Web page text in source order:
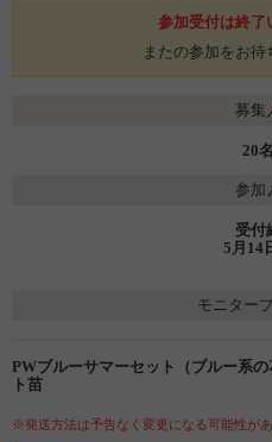
参加受付は終了
またの参加をお待
募集
20
参加
受付
5月14
モニター
PWブルーサマーセット（ブルー系
ト苗
※発送方法は予告なく変更になる可能性があ